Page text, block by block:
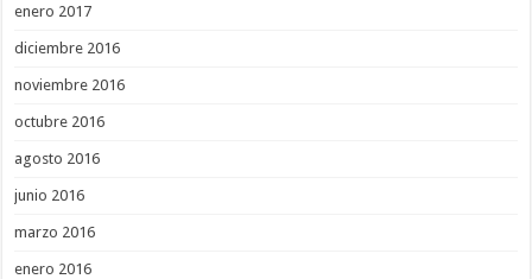
enero 2017
diciembre 2016
noviembre 2016
octubre 2016
agosto 2016
junio 2016
marzo 2016
enero 2016